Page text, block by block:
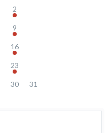
2
9
16
23
30 31